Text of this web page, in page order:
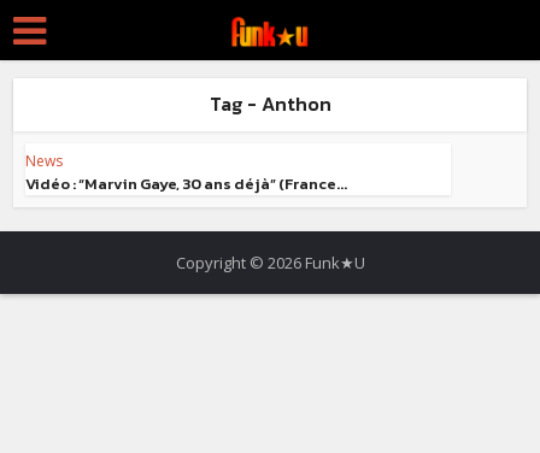
Tag - Anthon
News
Vidéo : “Marvin Gaye, 30 ans déjà” (France...
Copyright © 2026 Funk★U